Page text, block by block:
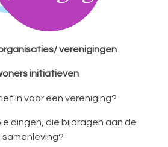
verenigingen
initiatieven
in voor een vereniging?
dingen, die bijdragen aan de
samenleving?